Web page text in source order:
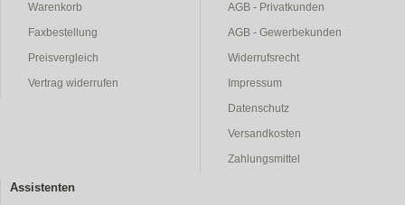
Warenkorb
Faxbestellung
Preisvergleich
Vertrag widerrufen
AGB - Privatkunden
AGB - Gewerbekunden
Widerrufsrecht
Impressum
Datenschutz
Versandkosten
Zahlungsmittel
Assistenten